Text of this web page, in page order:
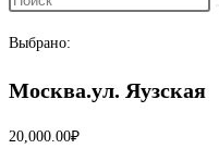
поиск
по
сайту
Выбрано:
Москва.ул. Яузская
20,000.00₽